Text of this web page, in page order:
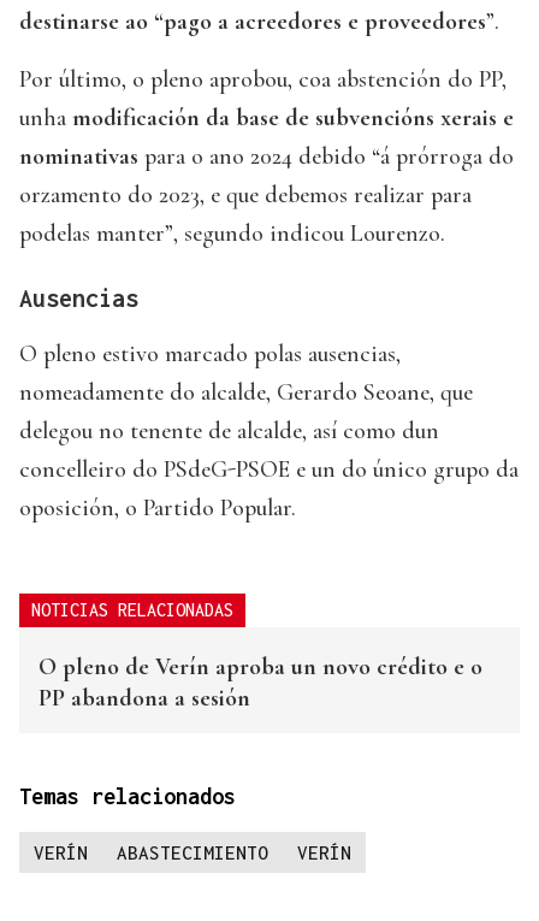
destinarse ao “pago a acreedores e proveedores”.
Por último, o pleno aprobou, coa abstención do PP,
unha modificación da base de subvencións xerais e
nominativas para o ano 2024 debido “á prórroga do
orzamento do 2023, e que debemos realizar para
podelas manter”, segundo indicou Lourenzo.
Ausencias
O pleno estivo marcado polas ausencias,
nomeadamente do alcalde, Gerardo Seoane, que
delegou no tenente de alcalde, así como dun
concelleiro do PSdeG-PSOE e un do único grupo da
oposición, o Partido Popular.
NOTICIAS RELACIONADAS
O pleno de Verín aproba un novo crédito e o
PP abandona a sesión
Temas relacionados
VERÍN ABASTECIMIENTO VERÍN